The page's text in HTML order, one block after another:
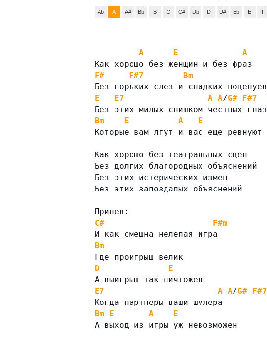
Ab A A# Bb B C C# Db D D# Eb E F
A E
A
Как хорошо без женщин и без фраз
F#
F#7
Bm
Без горьких слез и сладких поцелуев
E
E7 A A/G# F#7
Без этих милых слишком честных глаз
Bm
E A
E
Которые вам лгут и вас еще ревнуют
Как хорошо без театральных сцен
Без долгих благородных объяснений
Без этих истерических измен
Без этих запоздалых объяснений
Припев:
C#
F#m
И как смешна нелепая игра
Bm
Где проигрыш велик
D
E
А выигрыш так ничтожен
E7
A A/G# F#7
Когда партнеры ваши шулера
Bm
E A
E
А выход из игры уж невозможен